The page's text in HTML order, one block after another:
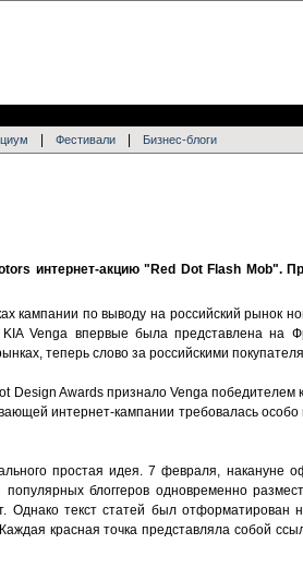
Фестивали Бизнес-блоги
интернет-акцию "Red Dot Flash Mob".
кампании по выводу на российский рынок
Venga впервые была представлена на
теперь слово за российскими
Awards признало Venga победителем
интернет-кампании требовалась особо
простая идея. 7 февраля, накануне
блоггеров одновременно
Однако текст статей был отформатирован
красная точка представляла собой